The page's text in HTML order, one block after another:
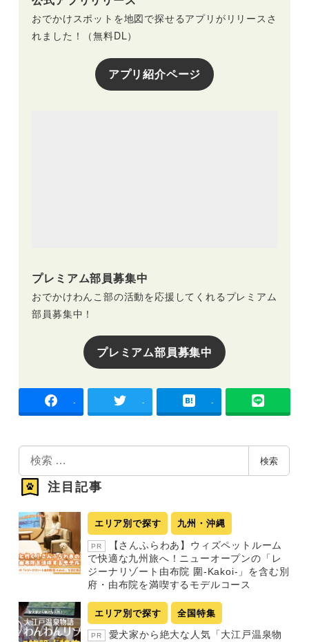
おでかけスポットを地図で探せるアプリがリリースさ
れました！（無料DL）
アプリ紹介ページ
プレミアム部員募集中
おでかけわんこ部の活動を応援してくれるプレミアム
部員募集中！
プレミアム部員募集中
- - -
索
検索
注目記事
エリア別で探す 九州・沖縄
PR
【さんふらわあ】ウィズペットルーム
で快適な九州旅へ！ニューオープンの「レ
ジーナリゾート由布院 圍-Kakoi-」を含む別
府・由布院を満喫するモデルコース
エリア別で探す 全国特集
PR 愛犬家から絶大な人気「大江戸温泉物